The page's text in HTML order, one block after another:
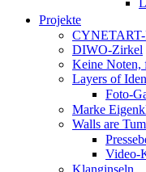
Projekte
DIWO-Zirkel
Keine Noten,
Layers of
Foto-
Marke
Walls are
Video-
Klanginseln